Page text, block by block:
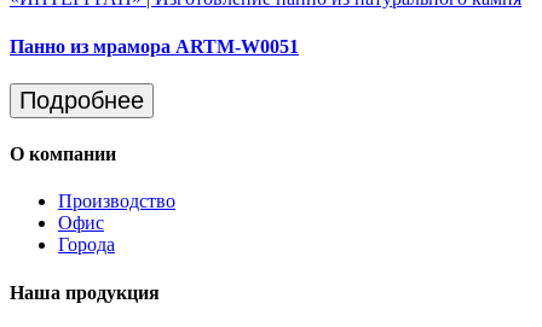
Панно из мрамора ARTM-W0051
Подробнее
О компании
Производство
Офис
Города
Наша продукция